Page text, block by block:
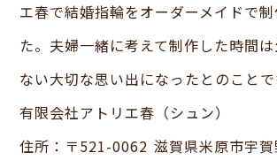
エ春で結婚指輪をオーダーメイドで
た。夫婦一緒に考えて制作した時間
ない大切な思い出になったとのこと
有限会社アトリエ春（シュン）
住所：〒521-0062 滋賀県米原市宇